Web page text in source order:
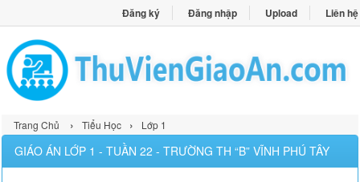
Đăng ký Đăng nhập Upload Liên hệ
Trang Chủ › Tiểu Học › Lớp 1
GIÁO ÁN LỚP 1 - TUẦN 22 - TRƯỜNG TH “B” VĨNH PHÚ TÂY